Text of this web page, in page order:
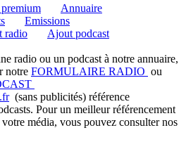
Annuaire
Emissions
radio Ajout podcast
radio ou un podcast à notre annuaire,
notre FORMULAIRE RADIO ou
(sans publicités) référence
Pour un meilleur référencement
média, vous pouvez consulter nos